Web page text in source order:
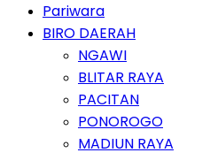
Pariwara
BIRO DAERAH
NGAWI
BLITAR RAYA
PACITAN
PONOROGO
MADIUN RAYA